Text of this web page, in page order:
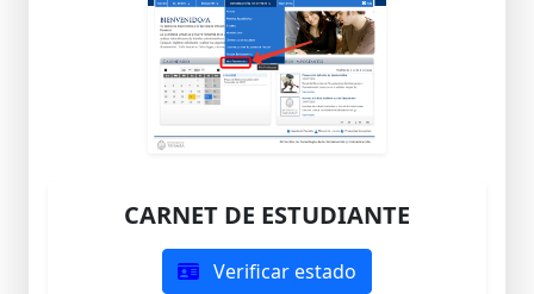
CARNET DE ESTUDIANTE
Verificar estado